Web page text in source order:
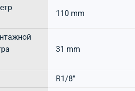
110 mm
31 mm
R1/8"